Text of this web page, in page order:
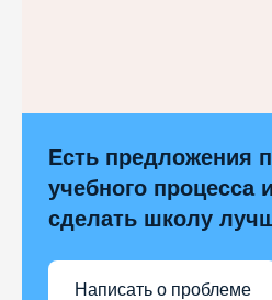
Есть предложения
учебного процесса
сделать школу
Написать о проблеме